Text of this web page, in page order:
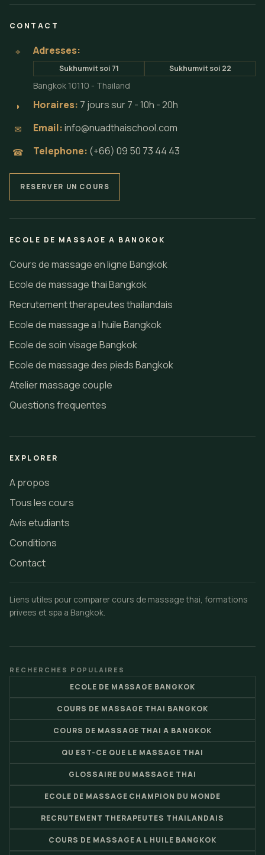
CONTACT
⌖ Adresses:
Sukhumvit soi 71 Sukhumvit soi 22
Bangkok 10110 - Thailand
◗ Horaires: 7 jours sur 7 - 10h - 20h
✉ Email:info@nuadthaischool.com
☎ Telephone: (+66) 09 50 73 44 43
RESERVER UN COURS
ECOLE DE MASSAGE A BANGKOK
Cours de massage en ligne Bangkok
Ecole de massage thai Bangkok
Recrutement therapeutes thailandais
Ecole de massage a l huile Bangkok
Ecole de soin visage Bangkok
Ecole de massage des pieds Bangkok
Atelier massage couple
Questions frequentes
EXPLORER
A propos
Tous les cours
Avis etudiants
Conditions
Contact
Liens utiles pour comparer cours de massage thai, formations
privees et spa a Bangkok.
RECHERCHES POPULAIRES
ECOLE DE MASSAGE BANGKOK
COURS DE MASSAGE THAI BANGKOK
COURS DE MASSAGE THAI A BANGKOK
QU EST-CE QUE LE MASSAGE THAI
GLOSSAIRE DU MASSAGE THAI
ECOLE DE MASSAGE CHAMPION DU MONDE
RECRUTEMENT THERAPEUTES THAILANDAIS
COURS DE MASSAGE A L HUILE BANGKOK